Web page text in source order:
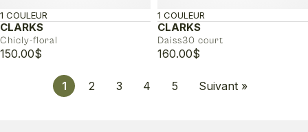
CLARKS
Chicly-floral
1 COULEUR
150.00$
CLARKS
Daiss30 court
1 COULEUR
160.00$
1 2 3 4 5 Suivant »